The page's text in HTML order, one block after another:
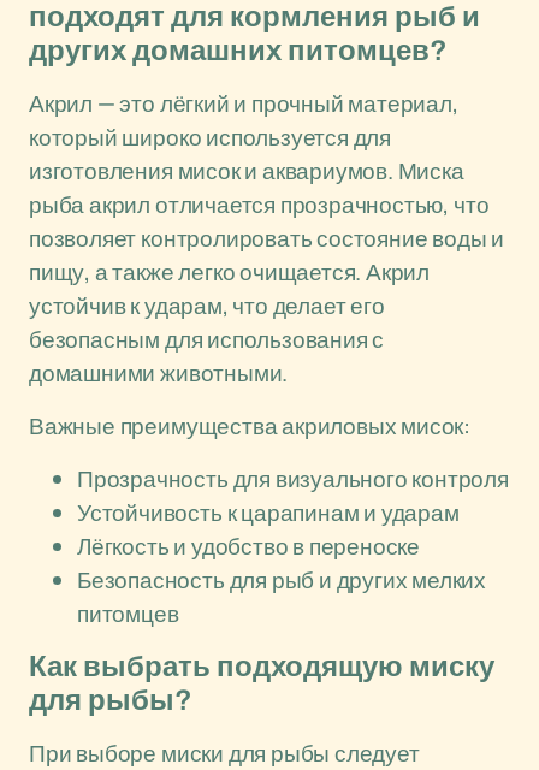
подходят для кормления рыб и
других домашних питомцев?
Акрил — это лёгкий и прочный материал,
который широко используется для
изготовления мисок и аквариумов. Миска
рыба акрил отличается прозрачностью, что
позволяет контролировать состояние воды и
пищу, а также легко очищается. Акрил
устойчив к ударам, что делает его
безопасным для использования с
домашними животными.
Важные преимущества акриловых мисок:
Прозрачность для визуального контроля
Устойчивость к царапинам и ударам
Лёгкость и удобство в переноске
Безопасность для рыб и других мелких
питомцев
Как выбрать подходящую миску
для рыбы?
При выборе миски для рыбы следует